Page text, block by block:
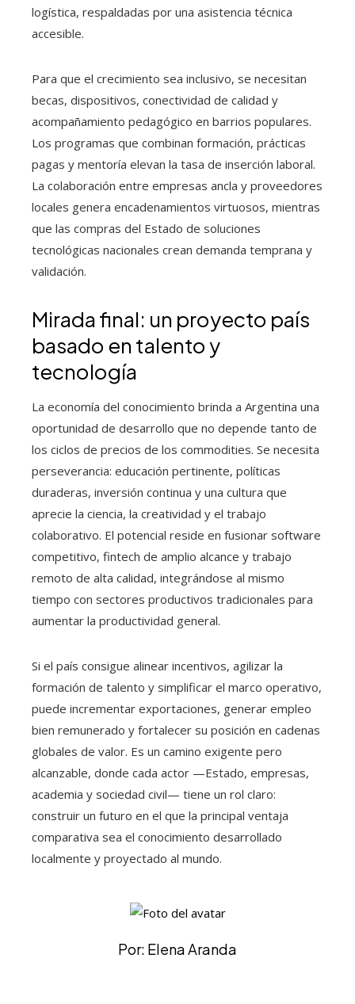
logística, respaldadas por una asistencia técnica
accesible.
Para que el crecimiento sea inclusivo, se necesitan
becas, dispositivos, conectividad de calidad y
acompañamiento pedagógico en barrios populares.
Los programas que combinan formación, prácticas
pagas y mentoría elevan la tasa de inserción laboral.
La colaboración entre empresas ancla y proveedores
locales genera encadenamientos virtuosos, mientras
que las compras del Estado de soluciones
tecnológicas nacionales crean demanda temprana y
validación.
Mirada final: un proyecto país
basado en talento y
tecnología
La economía del conocimiento brinda a Argentina una
oportunidad de desarrollo que no depende tanto de
los ciclos de precios de los commodities. Se necesita
perseverancia: educación pertinente, políticas
duraderas, inversión continua y una cultura que
aprecie la ciencia, la creatividad y el trabajo
colaborativo. El potencial reside en fusionar software
competitivo, fintech de amplio alcance y trabajo
remoto de alta calidad, integrándose al mismo
tiempo con sectores productivos tradicionales para
aumentar la productividad general.
Si el país consigue alinear incentivos, agilizar la
formación de talento y simplificar el marco operativo,
puede incrementar exportaciones, generar empleo
bien remunerado y fortalecer su posición en cadenas
globales de valor. Es un camino exigente pero
alcanzable, donde cada actor —Estado, empresas,
academia y sociedad civil— tiene un rol claro:
construir un futuro en el que la principal ventaja
comparativa sea el conocimiento desarrollado
localmente y proyectado al mundo.
Por: Elena Aranda